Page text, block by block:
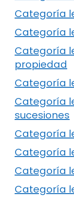
Categoría
Categoría
Categoría
propiedad
Categoría
Categoría
sucesiones
Categoría
Categoría
Categoría
Categoría